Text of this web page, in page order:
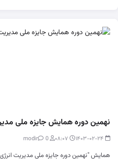
نهمین دوره همایش جایزه ملی
0